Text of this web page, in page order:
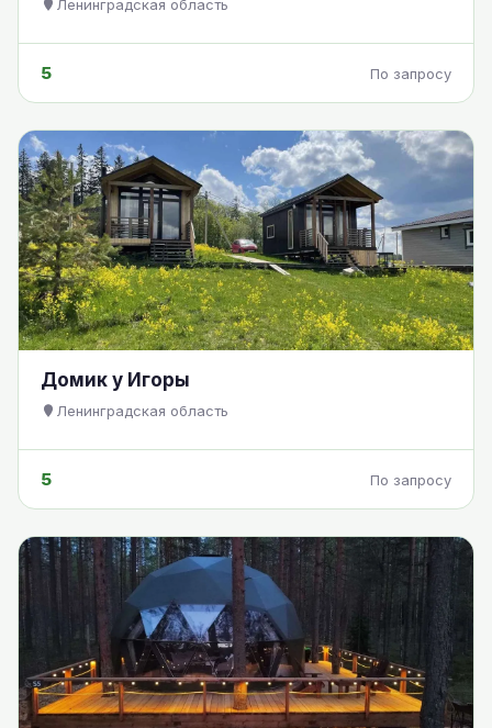
Ленинградская область
5 По запросу
Домик у Игоры
Ленинградская область
5 По запросу